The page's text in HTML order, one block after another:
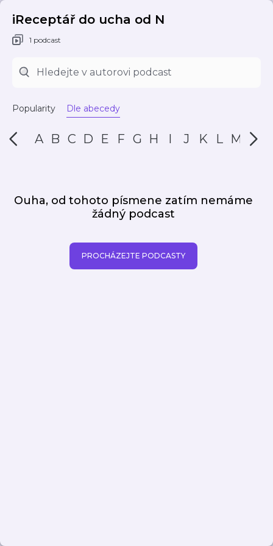
iReceptář do ucha od N
1 podcast
Popularity Dle abecedy
A B C D E F G H I J K L M N
Ouha, od tohoto písmene zatím nemáme
žádný podcast
PROCHÁZEJTE PODCASTY